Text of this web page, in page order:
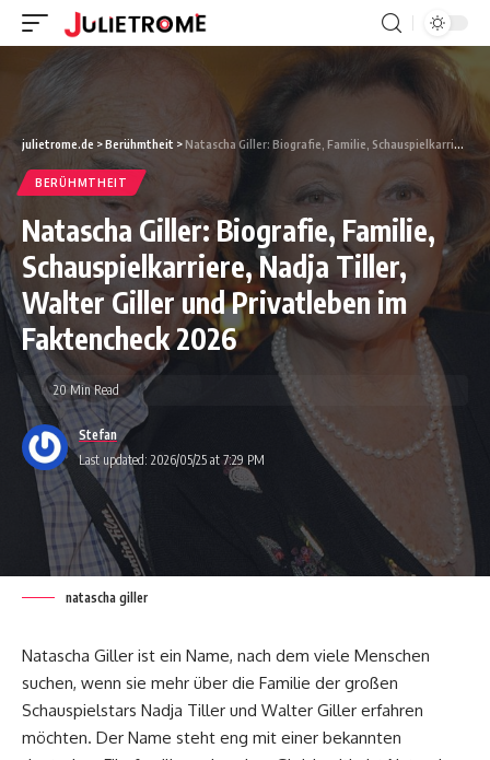
julietrome.de >Berühmtheit >Natascha Giller: Biografie, Familie, Schauspielkarriere, Nadja Tiller, Walter Giller und Privatleben im Faktencheck 2026
BERÜHMTHEIT
Natascha Giller: Biografie, Familie,
Schauspielkarriere, Nadja Tiller,
Walter Giller und Privatleben im
Faktencheck 2026
Last updated: 2026/05/25 at 7:29 PM
Stefan
20 Min Read
natascha giller
Natascha Giller ist ein Name, nach dem viele Menschen
suchen, wenn sie mehr über die Familie der großen
Schauspielstars Nadja Tiller und Walter Giller erfahren
möchten. Der Name steht eng mit einer bekannten